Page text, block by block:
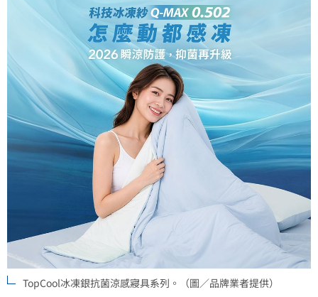
TopCool冰凍銀抗菌涼感寢具系列。（圖／品牌業者提供）